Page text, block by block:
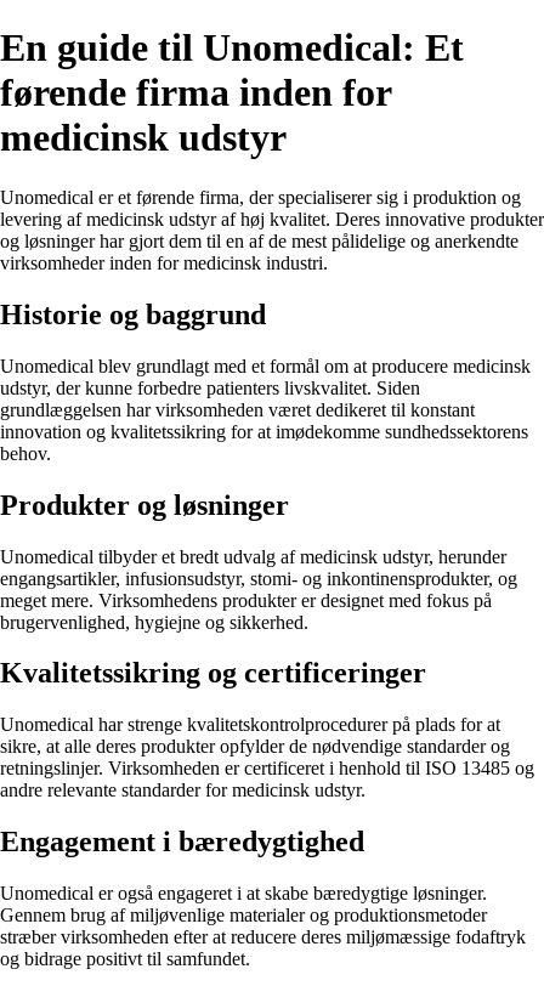
En guide til Unomedical: Et
førende firma inden for
medicinsk udstyr
Unomedical er et førende firma, der specialiserer sig i produktion og
levering af medicinsk udstyr af høj kvalitet. Deres innovative produkter
og løsninger har gjort dem til en af de mest pålidelige og anerkendte
virksomheder inden for medicinsk industri.
Historie og baggrund
Unomedical blev grundlagt med et formål om at producere medicinsk
udstyr, der kunne forbedre patienters livskvalitet. Siden
grundlæggelsen har virksomheden været dedikeret til konstant
innovation og kvalitetssikring for at imødekomme sundhedssektorens
behov.
Produkter og løsninger
Unomedical tilbyder et bredt udvalg af medicinsk udstyr, herunder
engangsartikler, infusionsudstyr, stomi- og inkontinensprodukter, og
meget mere. Virksomhedens produkter er designet med fokus på
brugervenlighed, hygiejne og sikkerhed.
Kvalitetssikring og certificeringer
Unomedical har strenge kvalitetskontrolprocedurer på plads for at
sikre, at alle deres produkter opfylder de nødvendige standarder og
retningslinjer. Virksomheden er certificeret i henhold til ISO 13485 og
andre relevante standarder for medicinsk udstyr.
Engagement i bæredygtighed
Unomedical er også engageret i at skabe bæredygtige løsninger.
Gennem brug af miljøvenlige materialer og produktionsmetoder
stræber virksomheden efter at reducere deres miljømæssige fodaftryk
og bidrage positivt til samfundet.